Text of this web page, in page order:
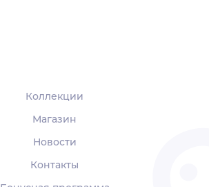
Коллекции
Магазин
Новости
Контакты